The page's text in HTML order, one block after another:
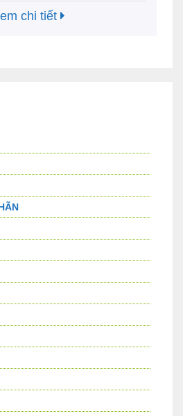
những mẫu Tag quần áo ngày
may mặc đầu tư. …
chi tiết